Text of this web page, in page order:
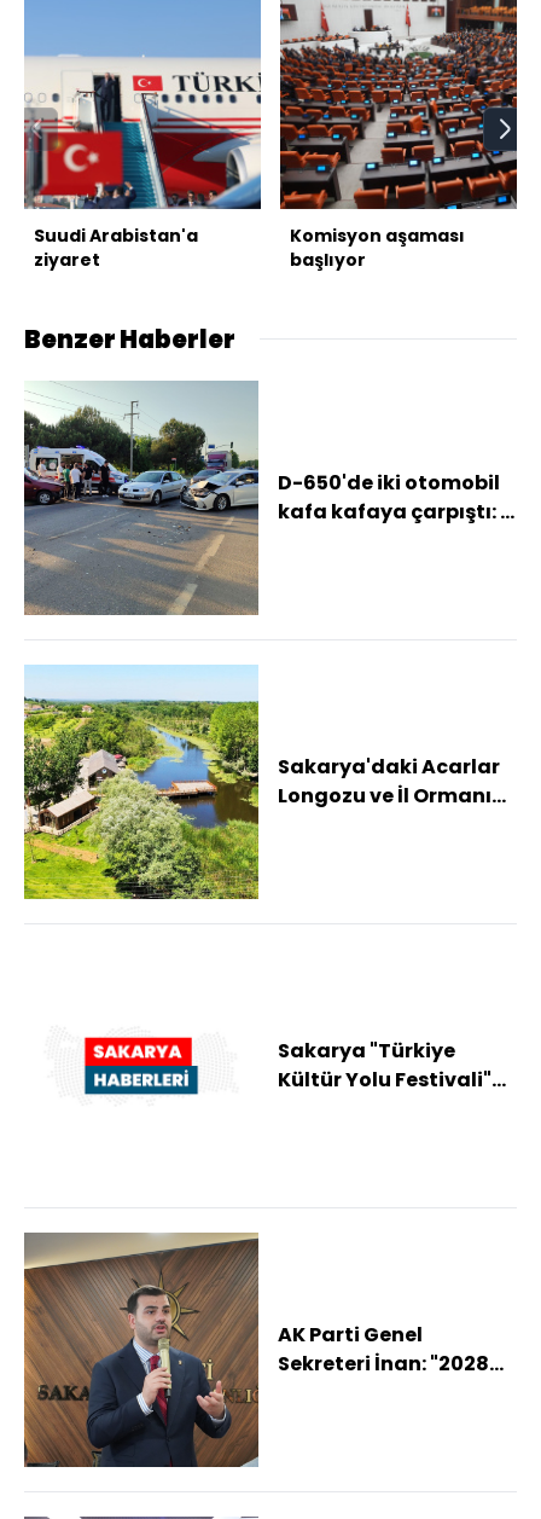
Suudi Arabistan'a
ziyaret
Komisyon aşaması
başlıyor
Benzer Haberler
D-650'de iki otomobil
kafa kafaya çarpıştı: 1
Sakarya'daki Acarlar
Longozu ve İl Ormanı
Sakarya "Türkiye
Kültür Yolu Festivali"ne
AK Parti Genel
Sekreteri İnan: "2028